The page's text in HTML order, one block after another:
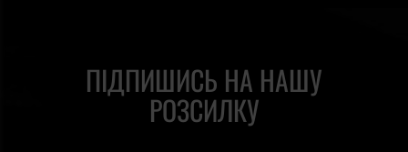
ПІДПИШИСЬ НА НАШУ
РОЗСИЛКУ